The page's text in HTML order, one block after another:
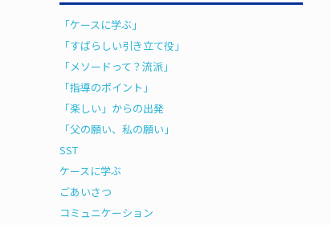
「ケースに学ぶ」
「すばらしい引き立て役」
「メソードって？流派」
「指導のポイント」
「楽しい」からの出発
「父の願い、私の願い」
SST
ケースに学ぶ
ごあいさつ
コミュニケーション